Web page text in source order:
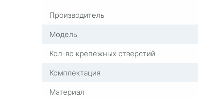
Производитель
Модель
Кол-во крепежных отверстий
Комплектация
Материал